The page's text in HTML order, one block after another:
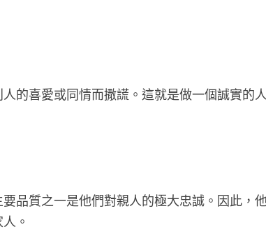
的喜愛或同情而撒謊。這就是做一個誠實的
品質之一是他們對親人的極大忠誠。因此，
。